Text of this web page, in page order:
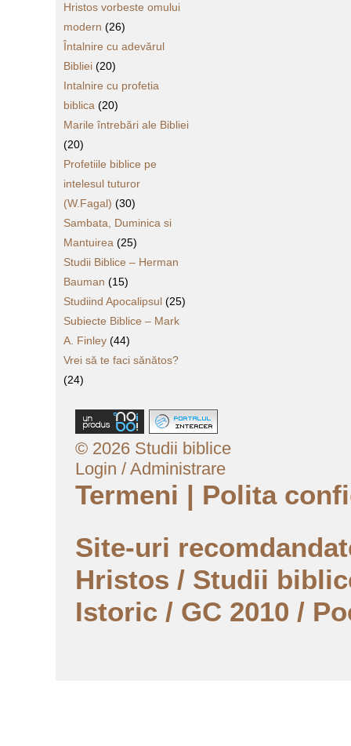
Hristos vorbeste omului
modern (26)
Întalnire cu adevărul
Bibliei(20)
Intalnire cu profetia
biblica (20)
Marile întrebări ale Bibliei
(20)
Profetiile biblice pe
intelesul tuturor
(W.Fagal) (30)
Sambata, Duminica si
Mantuirea (25)
Studii Biblice – Herman
Bauman (15)
Studiind Apocalipsul(25)
Subiecte Biblice – Mark
A. Finley(44)
Vrei să te faci sănătos?
(24)
© 2026 Studii biblice
Login / Administrare
Termeni | Polita
Site-uri
Hristos / Studii
Istoric/ GC 2010 /